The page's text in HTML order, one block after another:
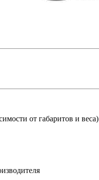
от габаритов и веса)